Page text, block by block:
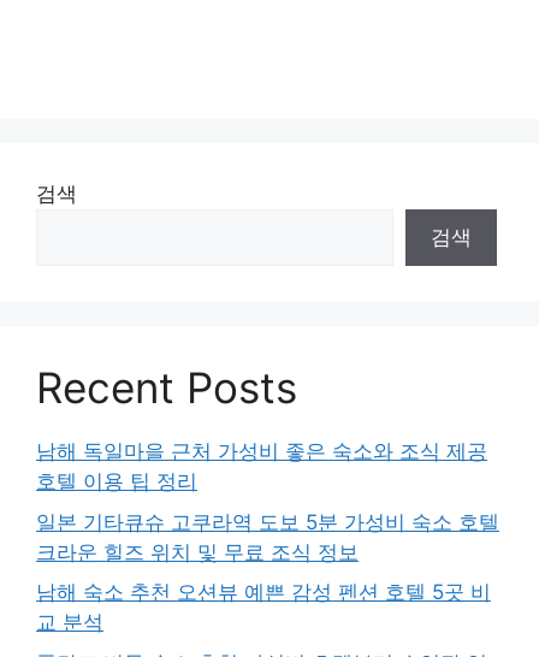
검색
검색
Recent Posts
남해 독일마을 근처 가성비 좋은 숙소와 조식 제공
호텔 이용 팁 정리
일본 기타큐슈 고쿠라역 도보 5분 가성비 숙소 호텔
크라운 힐즈 위치 및 무료 조식 정보
남해 숙소 추천 오션뷰 예쁜 감성 펜션 호텔 5곳 비
교 분석